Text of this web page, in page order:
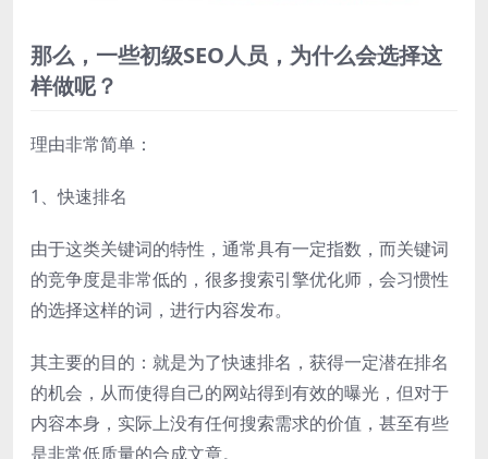
那么，一些初级SEO人员，为什么会选择这
样做呢？
理由非常简单：
1、快速排名
由于这类关键词的特性，通常具有一定指数，而关键词
的竞争度是非常低的，很多搜索引擎优化师，会习惯性
的选择这样的词，进行内容发布。
其主要的目的：就是为了快速排名，获得一定潜在排名
的机会，从而使得自己的网站得到有效的曝光，但对于
内容本身，实际上没有任何搜索需求的价值，甚至有些
是非常低质量的合成文章。